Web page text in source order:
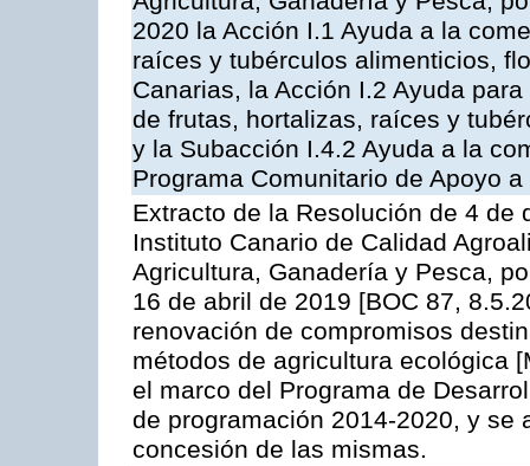
2020 la Acción I.1 Ayuda a la
raíces y tubérculos alimenticios,
Canarias, la Acción I.2 Ayuda
de frutas, hortalizas, raíces y
y la Subacción I.4.2 Ayuda a la
Programa Comunitario de Apoyo
Extracto de la Resolución de 4 de
Instituto Canario de Calidad
Agricultura, Ganadería y Pesca,
16 de abril de 2019 [BOC 87,
renovación de compromisos
métodos de agricultura ecológica
el marco del Programa de
de programación 2014-2020, y se
concesión de las mismas.